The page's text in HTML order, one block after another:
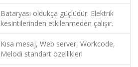
Bataryası oldukça güçlüdür. Elektrik
kesintilerinden etkilenmeden çalışır.
Kısa mesaj, Web server, Workcode,
Melodi standart özellikleri